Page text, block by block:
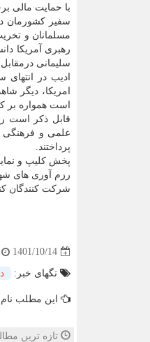
با حمایت مالی
سفیر کشورمان
مسلمانان و
رهبری آمریکا
سلیمانی
ادیب در
امریکا، دیگر
است همواره بر
قابل ذکر است
علمی و فرهنگی
پرداختند.
پخش کلیپ و
رزم آوری های
شرکت کنندگان
1401/10/14
تگهای خبر:
این مطلب
تازه ترین